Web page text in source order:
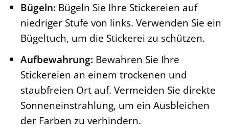
Bügeln: Bügeln Sie Ihre Stickereien auf
niedriger Stufe von links. Verwenden Sie ein
Bügeltuch, um die Stickerei zu schützen.
Aufbewahrung: Bewahren Sie Ihre
Stickereien an einem trockenen und
staubfreien Ort auf. Vermeiden Sie direkte
Sonneneinstrahlung, um ein Ausbleichen
der Farben zu verhindern.